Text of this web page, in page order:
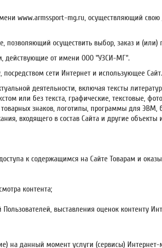
www.armssport-mg.ru, осуществляющий свою
позволяющий осуществить выбор, заказ и (или)
действующие от имени ООО "УЗСИ-МГ".
сети Интернет и использующее Сайт.
деятельности, включая тексты
или без текста, графические, текстовые,
знаков, логотипы, программы для ЭВМ,
, входящего в состав Сайта и другие объекты
к содержащимся на Сайте Товарам и
контента;
выставления оценок контенту
на данный момент услуги (сервисы)